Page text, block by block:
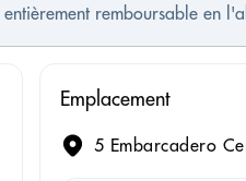
remboursable en
Emplacement
5 Embarcadero